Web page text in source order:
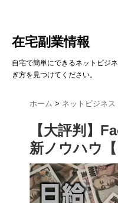
在宅副業情報
自宅で簡単にできるネットビジ
ぎ方を見つけてください。
ホーム > ネットビジネス
【大評判】
新ノウハウ【